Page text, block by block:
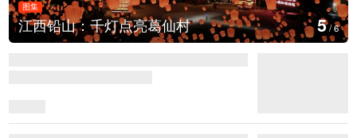
图集
江西铅山：千灯点亮葛仙村 5/6